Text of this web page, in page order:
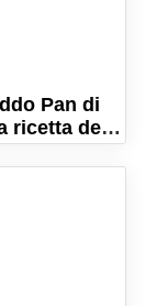
Pan di
ricetta del
e senza